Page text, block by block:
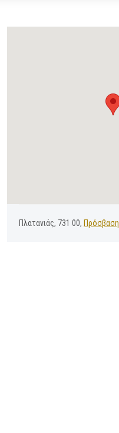
Πλατανιάς, 731 00, Πρόσβαση